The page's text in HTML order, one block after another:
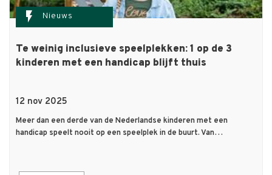
flash_on Nieuws
Te weinig inclusieve speelplekken: 1 op de 3
kinderen met een handicap blijft thuis
12 nov 2025
Meer dan een derde van de Nederlandse kinderen met een
handicap speelt nooit op een speelplek in de buurt. Van…